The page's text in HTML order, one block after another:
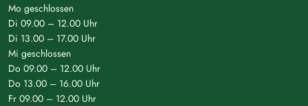
Mo geschlossen
Di 09.00 – 12.00 Uhr
Di 13.00 – 17.00 Uhr
Mi geschlossen
Do 09.00 – 12.00 Uhr
Do 13.00 – 16.00 Uhr
Fr 09.00 – 12.00 Uhr